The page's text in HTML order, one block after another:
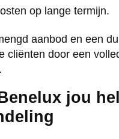
op lange termijn.
aanbod en een
cliënten door een
jou